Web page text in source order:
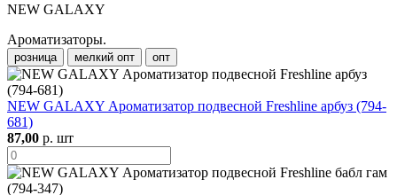
NEW GALAXY
Ароматизаторы.
розница мелкий опт опт
NEW GALAXY Ароматизатор подвесной Freshline арбуз (794-
681)
87,00 р. шт